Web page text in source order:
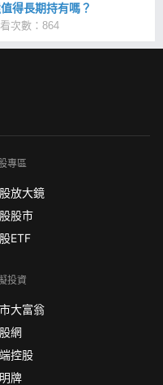
得長期持有嗎？
次數：864
專區
放大鏡
股市
ETF
投資
大富翁
網
控股
牌